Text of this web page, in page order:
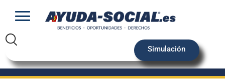
Simulación